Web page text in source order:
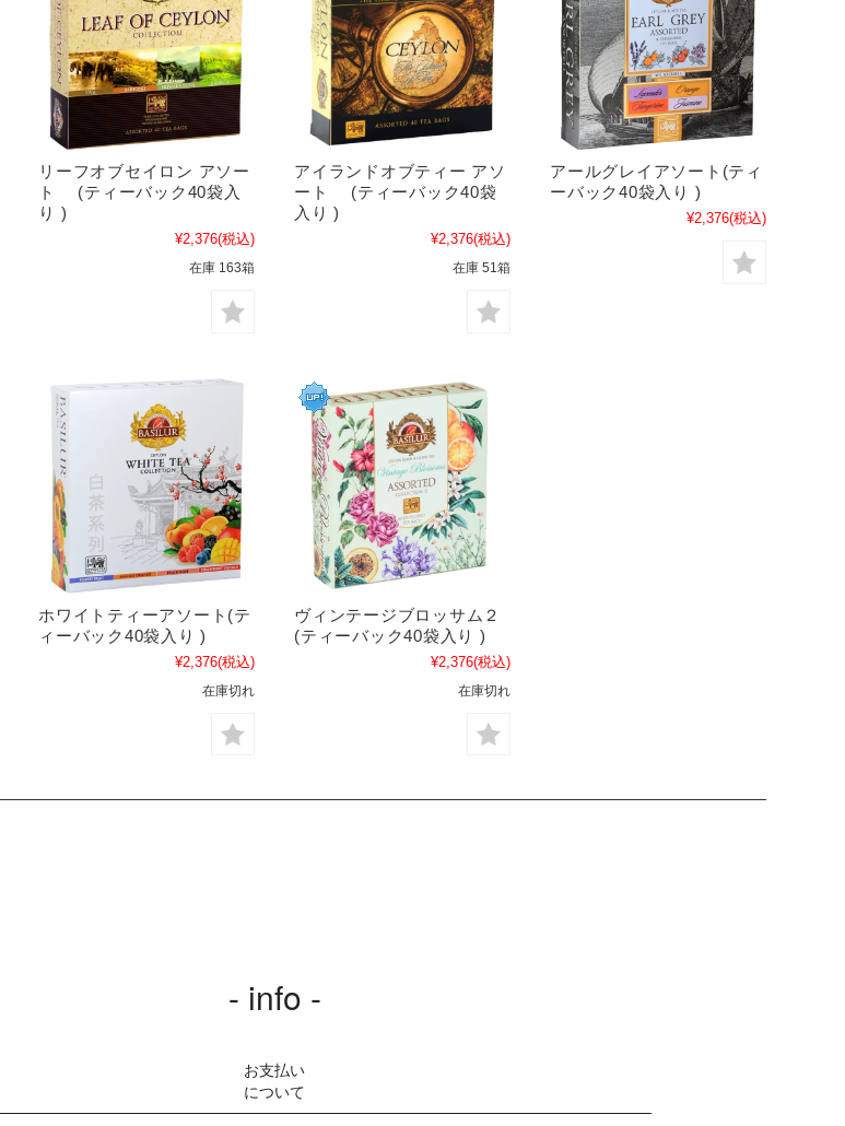
リーフオブセイロン アソー
ト (ティーバック40袋入
り )
¥2,376(税込)
在庫 163箱
アイランドオブティー アソ
ート (ティーバック40袋
入り )
¥2,376(税込)
在庫 51箱
アールグレイアソート(ティ
ーバック40袋入り )
¥2,376(税込)
ホワイトティーアソート(テ
ィーバック40袋入り )
¥2,376(税込)
在庫切れ
ヴィンテージブロッサム２
(ティーバック40袋入り )
¥2,376(税込)
在庫切れ